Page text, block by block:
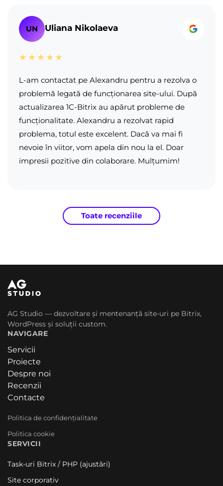
UN Uliana Nikolaeva
★★★★★
L-am contactat pe Alexandru pentru a rezolva o
problemă legată de funcționarea site-ului. După
actualizarea 1C-Bitrix au apărut probleme de
funcționalitate. Alexandru a rezolvat rapid
problema, totul este excelent. Dacă va mai fi
nevoie în viitor, vom apela din nou la el. Doar
impresii pozitive din colaborare. Mulțumim!
Toate recenziile
AG Studio — dezvoltare și mentenanță site-uri pe Bitrix,
WordPress și soluții custom.
NAVIGARE
Servicii
Proiecte
Despre noi
Recenzii
Contacte
Politica de confidențialitate
Politica cookie
SERVICII
Task-uri Bitrix / PHP (ajustări)
Site corporativ